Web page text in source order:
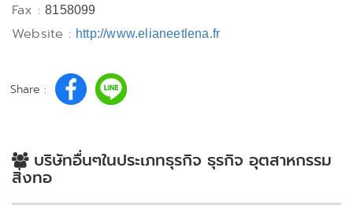
Fax :8158099
Website : http://www.elianeetlena.fr
Share :
บริษัทอื่นๆในประเภทธุรกิจ ธุรกิจ อุตสาหกรรม
สิ่งทอ